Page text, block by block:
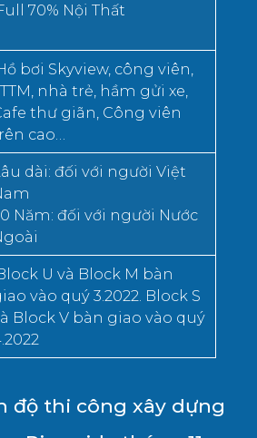
70% Nội Thất
bơi Skyview, công viên,
nhà trẻ, hầm gửi xe,
thư giãn, Công viên
cao…
dài: đối với người Việt
Năm: đối với người Nước
U và Block M bàn
vào quý 3.2022. Block S
Block V bàn giao vào quý
độ thi công xây dựng